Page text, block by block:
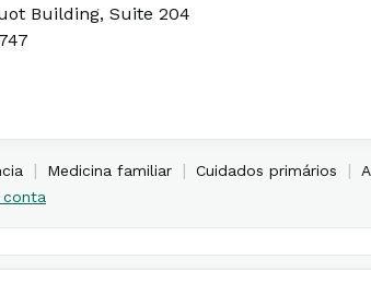
Building, Suite 204
| Medicina familiar | Cuidados primários |
conta